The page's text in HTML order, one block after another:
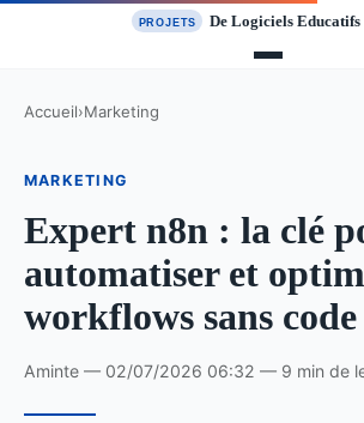
Accueil›Marketing
MARKETING
Expert n8n : la clé
automatiser et
workflows sans code
Aminte — 02/07/2026 06:32 — 9 min de